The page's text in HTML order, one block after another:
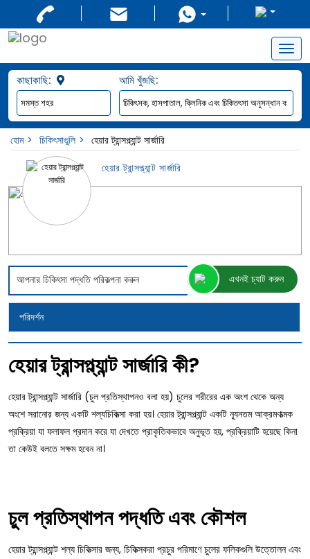
কাছাকাছি: আমি খুঁজছি:
হোম চিকিৎসাগুুলি
হেয়ার ট্রান্সপ্ল্যান্ট সার্জারি
হেয়ার ট্রান্সপ্ল্যান্ট সার্জারি
আপনার চিকিৎসা পদ্ধতি পরিকল্পনা করুন এখনই চ্যাট করুন
পরিদর্শন
হেয়ার ট্রান্সপ্ল্যান্ট সার্জারি কী?
হেয়ার ট্রান্সপ্ল্যান্ট সার্জারি (চুল প্রতিস্থাপনও বলা হয়) চুলের শরীরের এক অংশ থেকে অন্য
অংশে সরানোর জন্য একটি শল্যচিকিত্সা করা হয়। হেয়ার ট্রান্সপ্ল্যান্ট একটি ন্যূনতম আক্রমণাত্মক
প্রক্রিয়া যা ফলাফল প্রদান করে যা দেখতে প্রাকৃতিকভাবে অনুভূত হয়, প্রক্রিয়াটি হয়েছে কিনা
তা কেউই বলতে সক্ষম হবেন না।
চুল প্রতিস্থাপন পদ্ধতি এবং কৌশল
হেয়ার ট্রান্সপ্ল্যান্ট শল্য চিকিত্সার জন্য, চিকিত্সকরা প্রচুর পরিমাণে চুলের ফলিকগুলি উত্তোলন এবং